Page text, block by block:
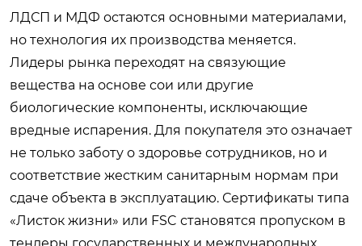
ЛДСП и МДФ остаются основными материалами,
но технология их производства меняется.
Лидеры рынка переходят на связующие
вещества на основе сои или другие
биологические компоненты, исключающие
вредные испарения. Для покупателя это означает
не только заботу о здоровье сотрудников, но и
соответствие жестким санитарным нормам при
сдаче объекта в эксплуатацию. Сертификаты типа
«Листок жизни» или FSC становятся пропуском в
тендеры государственных и международных